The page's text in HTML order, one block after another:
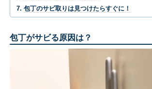
包丁のサビ取りは見つけたらすぐに！
包丁がサビる原因は？